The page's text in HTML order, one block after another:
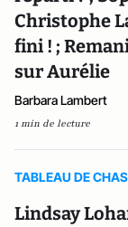
Christophe
fini ! ;
sur Aurélie
Barbara Lambert
1 min de lecture
TABLEAU DE
Lindsay